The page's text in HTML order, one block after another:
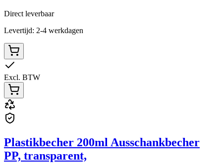
Direct leverbaar
Levertijd: 2-4 werkdagen
Excl. BTW
Plastikbecher 200ml Ausschankbecher
PP, transparent,